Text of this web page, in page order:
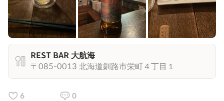
REST BAR 大航海
〒085-0013 北海道釧路市栄町４丁目１
6 0